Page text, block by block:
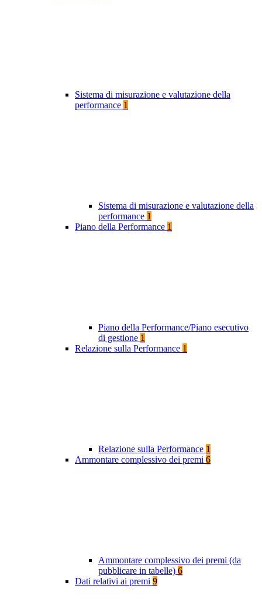
Sistema di misurazione e valutazione della
performance 1
Sistema di misurazione e valutazione della
performance 1
Piano della Performance 1
Piano della Performance/Piano esecutivo
di gestione 1
Relazione sulla Performance 1
Relazione sulla Performance 1
Ammontare complessivo dei premi 6
Ammontare complessivo dei premi (da
pubblicare in tabelle) 6
Dati relativi ai premi 9